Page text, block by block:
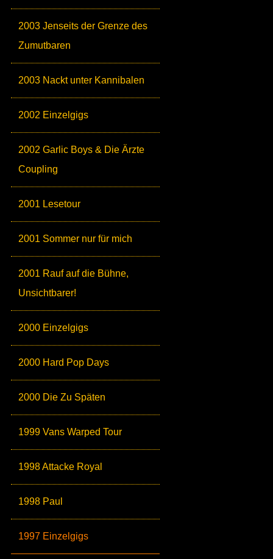
2003 Jenseits der Grenze des
Zumutbaren
2003 Nackt unter Kannibalen
2002 Einzelgigs
2002 Garlic Boys & Die Ärzte
Coupling
2001 Lesetour
2001 Sommer nur für mich
2001 Rauf auf die Bühne,
Unsichtbarer!
2000 Einzelgigs
2000 Hard Pop Days
2000 Die Zu Späten
1999 Vans Warped Tour
1998 Attacke Royal
1998 Paul
1997 Einzelgigs